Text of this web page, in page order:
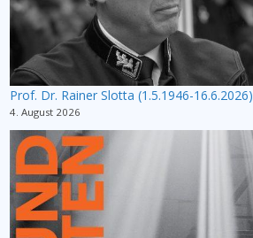
Prof. Dr. Rainer Slotta (1.5.1946-16.6.2026)
4. August 2026